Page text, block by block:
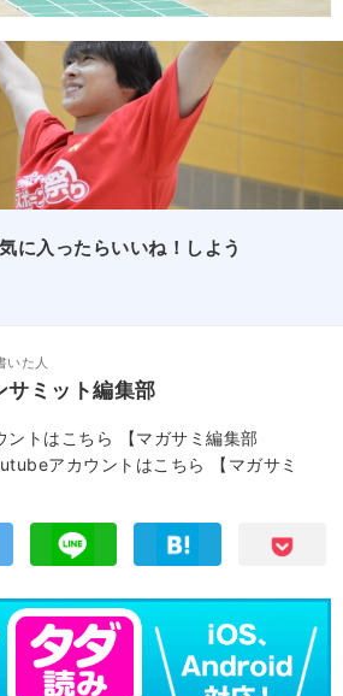
に入ったらいいね！しよう
いた人
サミット編集部
トはこちら
【マガサミ編集部
アカウントはこちら
【マガサミ